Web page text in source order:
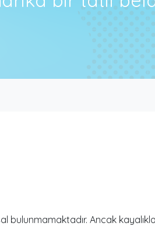
bulunmamaktadır. Ancak